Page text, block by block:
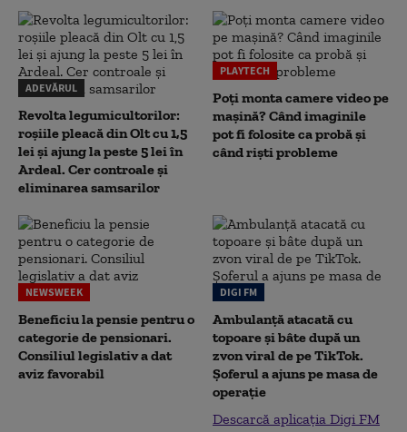
ADEVĂRUL
Revolta legumicultorilor:
roșiile pleacă din Olt cu 1,5
lei și ajung la peste 5 lei în
Ardeal. Cer controale și
eliminarea samsarilor
PLAYTECH
Poți monta camere video pe
mașină? Când imaginile
pot fi folosite ca probă și
când riști probleme
NEWSWEEK
Beneficiu la pensie pentru o
categorie de pensionari.
Consiliul legislativ a dat
aviz favorabil
DIGI FM
Ambulanță atacată cu
topoare și bâte după un
zvon viral de pe TikTok.
Șoferul a ajuns pe masa de
operație
Descarcă aplicația Digi FM